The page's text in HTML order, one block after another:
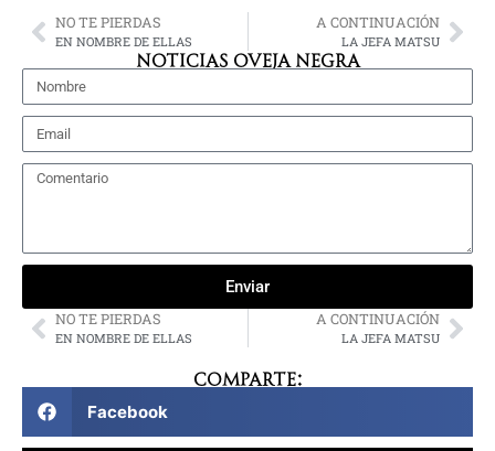
NO TE PIERDAS
EN NOMBRE DE ELLAS
A CONTINUACIÓN
LA JEFA MATSU
NOTICIAS OVEJA NEGRA
Enviar
NO TE PIERDAS
EN NOMBRE DE ELLAS
A CONTINUACIÓN
LA JEFA MATSU
Comparte:
Facebook